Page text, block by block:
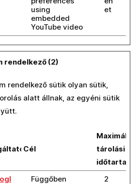
using
embedded
YouTube video
et
rendelkező (2)
rendelkező sütik olyan sütik,
alatt állnak, az egyéni sütik
Cél
Maximális
tárolási
időtartam
Függőben
2